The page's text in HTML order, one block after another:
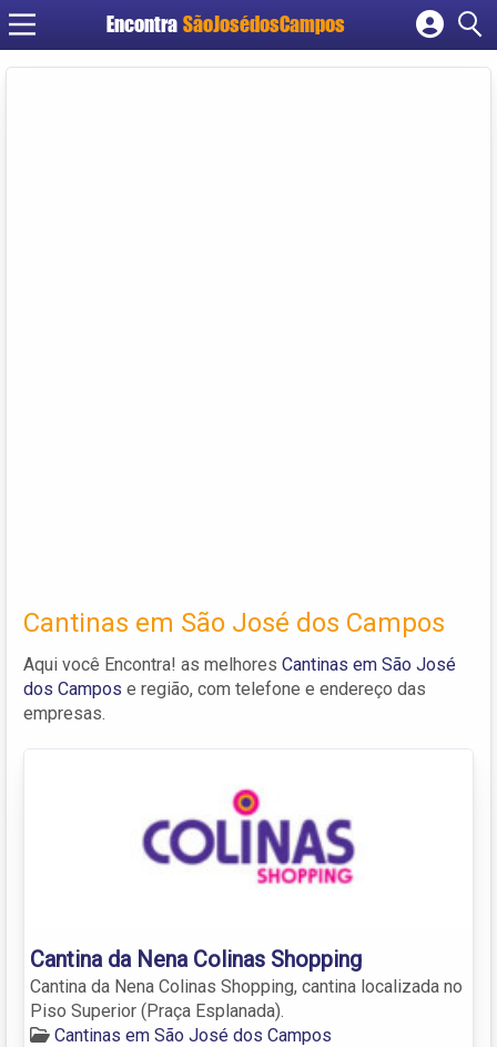
Encontra SãoJosédosCampos
Cadastrar empresa
Cantinas em São José dos Campos
Aqui você Encontra! as melhores Cantinas em São José
dos Campos e região, com telefone e endereço das
empresas.
Cantina da Nena Colinas Shopping
Cantina da Nena Colinas Shopping, cantina localizada no
Piso Superior (Praça Esplanada).
Cantinas em São José dos Campos